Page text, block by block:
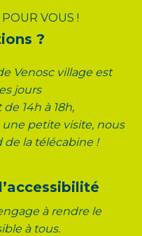
VOUS !
?
Venosc village est
jours
14h à 18h,
une petite visite, nous
la télécabine !
à rendre le
à tous.